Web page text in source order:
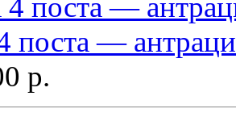
поста —
р.